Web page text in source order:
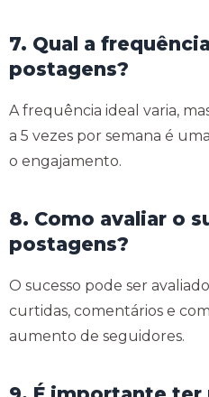
7. Qual a
postagens?
A frequência ideal varia,
a 5 vezes por semana é
o engajamento.
8. Como avaliar o
postagens?
O sucesso pode ser
curtidas, comentários e
aumento de seguidores.